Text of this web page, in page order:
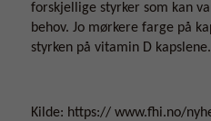
forskjellige styrker som kan
behov. Jo mørkere farge på
styrken på vitamin D kapslene.
Kilde: https:// www.fhi.no/